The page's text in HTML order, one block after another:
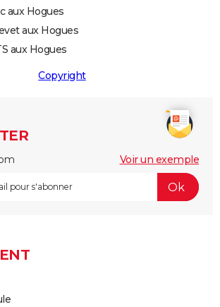
aux Hogues
aux Hogues
aux Hogues
Copyright
Voir un exemple